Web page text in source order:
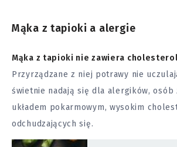
Mąka z tapioki a alergie
Mąka z tapioki nie zawiera
Przyrządzane z niej potrawy nie
świetnie nadają się dla alergików, osób
układem pokarmowym, wysokim
odchudzających się.